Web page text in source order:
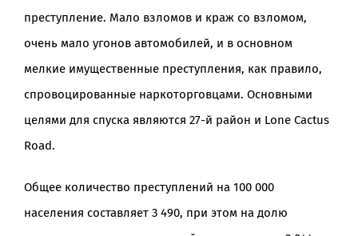
преступление. Мало взломов и краж со взломом,
очень мало угонов автомобилей, и в основном
мелкие имущественные преступления, как правило,
спровоцированные наркоторговцами. Основными
целями для спуска являются 27-й район и Lone Cactus
Road.
Общее количество преступлений на 100 000
населения составляет 3 490, при этом на долю